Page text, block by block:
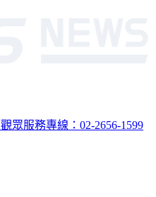
觀眾服務專線：02-2656-1599